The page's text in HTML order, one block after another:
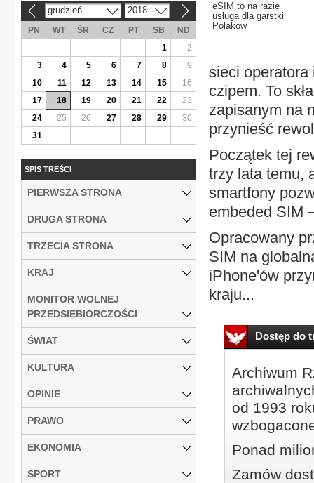
eSIM to na razie
usługa dla garstki
Polaków
sieci operatora
czipem. To
zapisanym na
przynieść
Początek tej
trzy lata temu,
smartfony
embeded SIM
Opracowany
SIM na
iPhone'ów
kraju...
Dostęp do
Archiwum
od 1993
Ponad
Zamów
grudzień 2018
PN WT ŚR CZ PT SB
ND
1
2
3
4 5 6 7 8
9
10
11 12 13 14 15
16
17
18 19 20 21 22
23
24
25 26 27 28 29
30
31
SPIS TREŚCI
PIERWSZA STRONA
DRUGA STRONA
TRZECIA STRONA
KRAJ
MONITOR WOLNEJ
PRZEDSIĘBIORCZOŚCI
ŚWIAT
KULTURA
OPINIE
PRAWO
EKONOMIA
SPORT